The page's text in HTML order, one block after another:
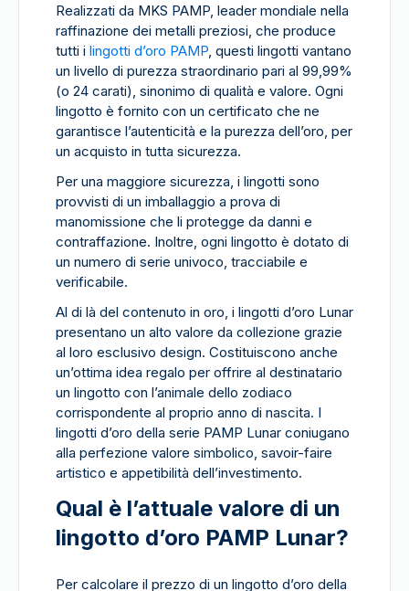
Realizzati da MKS PAMP, leader mondiale nella
raffinazione dei metalli preziosi, che produce
tutti i lingotti d’oro PAMP, questi lingotti vantano
un livello di purezza straordinario pari al 99,99%
(o 24 carati), sinonimo di qualità e valore. Ogni
lingotto è fornito con un certificato che ne
garantisce l’autenticità e la purezza dell’oro, per
un acquisto in tutta sicurezza.
Per una maggiore sicurezza, i lingotti sono
provvisti di un imballaggio a prova di
manomissione che li protegge da danni e
contraffazione. Inoltre, ogni lingotto è dotato di
un numero di serie univoco, tracciabile e
verificabile.
Al di là del contenuto in oro, i lingotti d’oro Lunar
presentano un alto valore da collezione grazie
al loro esclusivo design. Costituiscono anche
un’ottima idea regalo per offrire al destinatario
un lingotto con l’animale dello zodiaco
corrispondente al proprio anno di nascita. I
lingotti d’oro della serie PAMP Lunar coniugano
alla perfezione valore simbolico, savoir-faire
artistico e appetibilità dell’investimento.
Qual è l’attuale valore di un
lingotto d’oro PAMP Lunar?
Per calcolare il prezzo di un lingotto d’oro della